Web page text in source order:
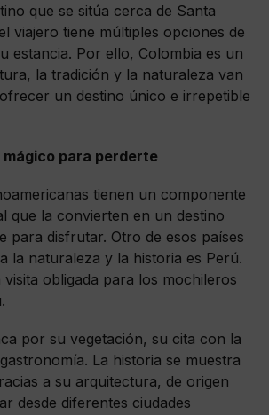
que se sitúa cerca de Santa
viajero tiene múltiples opciones de
estancia. Por ello, Colombia es un
la tradición y la naturaleza van
un destino único e irrepetible
mágico para perderte
tienen un componente
que la convierten en un destino
para disfrutar. Otro de esos países
la naturaleza y la historia es Perú.
visita obligada para los mochileros
por su vegetación, su cita con la
La historia se muestra
a su arquitectura, de origen
desde diferentes ciudades